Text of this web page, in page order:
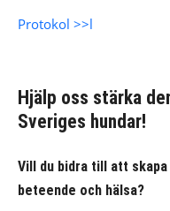
Protokol >>l
Hjälp oss stärka
Sveriges hundar!
Vill du bidra till att
beteende och hälsa?